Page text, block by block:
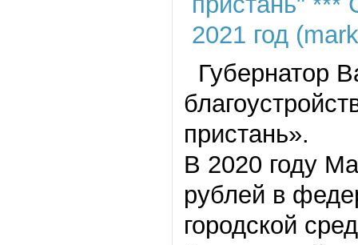
Губернатор
пристань».
В 2020 году
рублей в
городской